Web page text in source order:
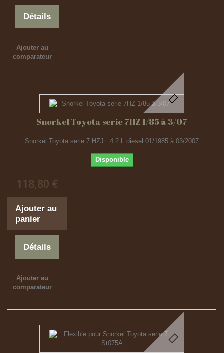
Détails
Ajouter au
comparateur
Snorkel Toyota serie 7HZ 1/85 à 3/07
Snorkel Toyota serie 7 HZJ 4.2 L diesel 01/1985 à 03/2007
Disponible
118,80 €
Ajouter au
panier
Détails
Ajouter au
comparateur